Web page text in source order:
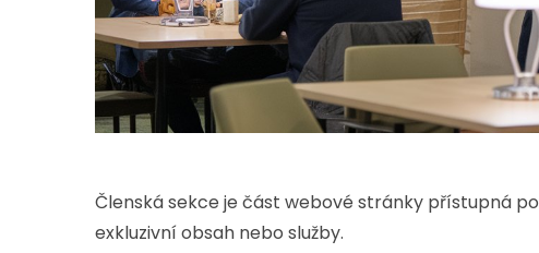
Členská sekce je část webové stránky přístupná
exkluzivní obsah nebo služby.